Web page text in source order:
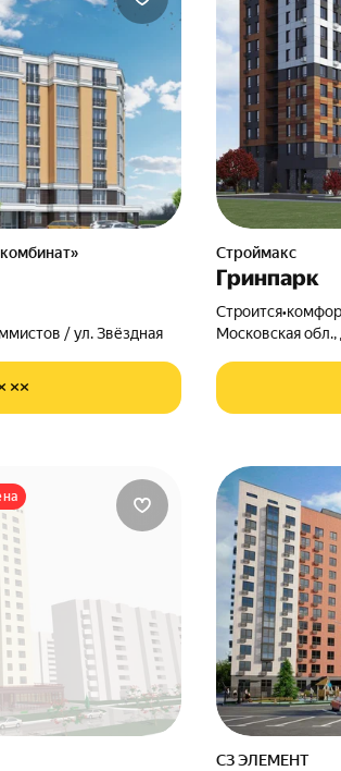
/ ул. Звёздная
××
Строймакс
Гринпарк
Строится•
Московская
СЗ ЭЛЕМЕНТ